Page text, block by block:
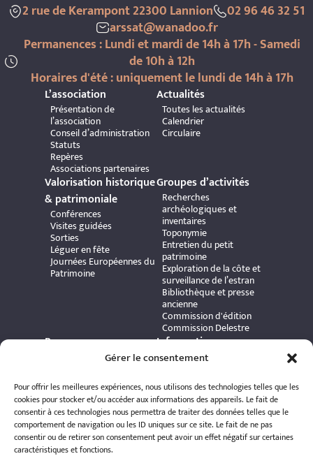
Gérer le consentement
Pour offrir les meilleures expériences, nous utilisons des technologies telles que les
cookies pour stocker et/ou accéder aux informations des appareils. Le fait de
consentir à ces technologies nous permettra de traiter des données telles que le
comportement de navigation ou les ID uniques sur ce site. Le fait de ne pas
consentir ou de retirer son consentement peut avoir un effet négatif sur certaines
caractéristiques et fonctions.
2 rue de Kerampont 22300 Lannion
02 96 46 32 51
arssat@wanadoo.fr
Permanences : Lundi et mardi de 14h à 17h - Samedi
de 10h à 12h
Horaires d'été : uniquement le lundi de 14h à 17h
L’association
Présentation de
l’association
Conseil d’administration
Statuts
Repères
Associations partenaires
Actualités
Toutes les actualités
Calendrier
Circulaire
Valorisation historique
& patrimoniale
Conférences
Visites guidées
Sorties
Léguer en fête
Journées Européennes du
Patrimoine
Groupes d’activités
Recherches
archéologiques et
inventaires
Toponymie
Entretien du petit
patrimoine
Exploration de la côte et
surveillance de l’estran
Bibliothèque et presse
ancienne
Commission d'édition
Commission Delestre
Ressources
Carte interactive
Publications et ouvrages
Archives patrimoniales
Bretania
Informations
pratiques
Adhérer à l’association
Politique de
confidentialité
Politique de cookies
Mentions légales
Espace éditeur